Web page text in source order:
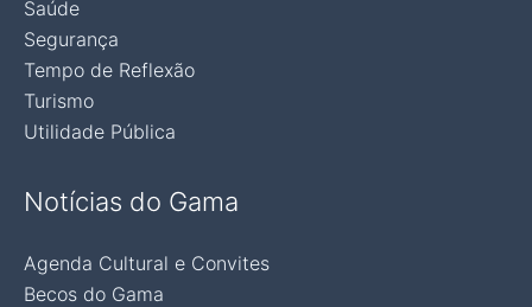
Saúde
Segurança
Tempo de Reflexão
Turismo
Utilidade Pública
Notícias do Gama
Agenda Cultural e Convites
Becos do Gama